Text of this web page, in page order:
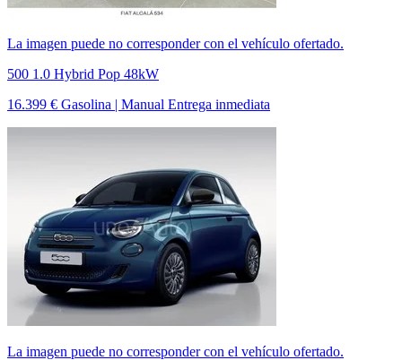
La imagen puede no corresponder con el vehículo ofertado.
500 1.0 Hybrid Pop 48kW
16.399 € Gasolina | Manual Entrega inmediata
La imagen puede no corresponder con el vehículo ofertado.